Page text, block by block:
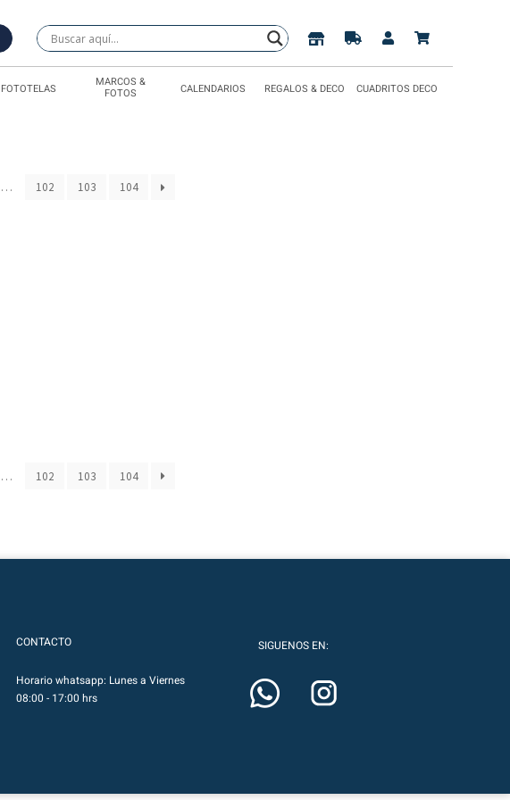
FOTOTELAS MARCOS &
FOTOS CALENDARIOS REGALOS & DECO CUADRITOS DECO
… 102 103 104
… 102 103 104
CONTACTO
Horario whatsapp: Lunes a Viernes
08:00 - 17:00 hrs
SIGUENOS EN: